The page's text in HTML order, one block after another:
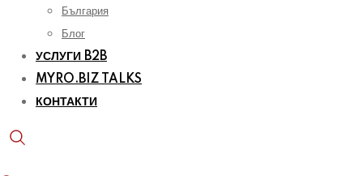
България
Блог
УСЛУГИ B2B
MYRO.BIZ TALKS
КОНТАКТИ